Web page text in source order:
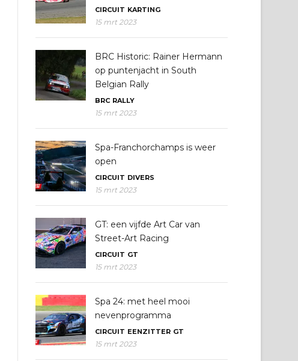
CIRCUIT KARTING
15 mrt 2023
BRC Historic: Rainer Hermann
op puntenjacht in South
Belgian Rally
BRC RALLY
15 mrt 2023
Spa-Franchorchamps is weer
open
CIRCUIT DIVERS
15 mrt 2023
GT: een vijfde Art Car van
Street-Art Racing
CIRCUIT GT
15 mrt 2023
Spa 24: met heel mooi
nevenprogramma
CIRCUIT EENZITTER GT
15 mrt 2023